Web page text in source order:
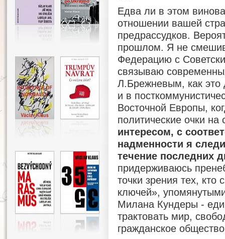
Едва ли в этом
отношении вашей
предрассудков.
прошлом. Я не
Федерацию с
связываю
Л.Брежневым, как это
и в
Восточной Европы,
политические очки
интересом, с
надменности я
течение последних
придерживаюсь
точки зрения тех, кто
ключей»,
Милана Кундеры -
трактовать мир,
гражданское